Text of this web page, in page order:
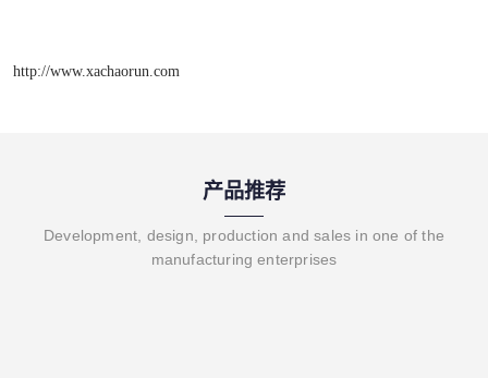
http://www.xachaorun.com
产品推荐
Development, design, production and sales in one of the
manufacturing enterprises